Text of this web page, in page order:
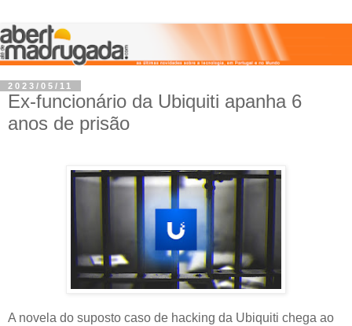
2023/05/11
Ex-funcionário da Ubiquiti apanha 6
anos de prisão
A novela do suposto caso de hacking da Ubiquiti chega ao